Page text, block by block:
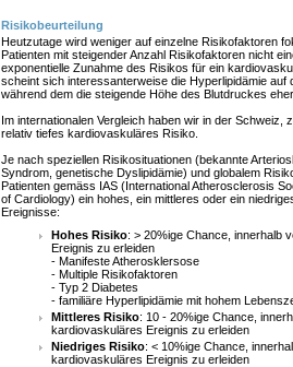
Risikobeurteilung
Heutzutage wird weniger auf einzelne Risikofaktoren
Patienten mit steigender Anzahl Risikofaktoren nicht
exponentielle Zunahme des Risikos für ein
scheint sich interessanterweise die Hyperlipidämie auf
während dem die steigende Höhe des Blutdruckes
Im internationalen Vergleich haben wir in der Schweiz,
relativ tiefes kardiovaskuläres Risiko.
Je nach speziellen Risikosituationen (bekannte
Syndrom, genetische Dyslipidämie) und globalem
Patienten gemäss IAS (International Atherosclerosis
of Cardiology) ein hohes, ein mittleres oder ein
Ereignisse:
Hohes Risiko: > 20%ige Chance, innerhalb
Ereignis zu erleiden
- Manifeste Atherosklersose
- Multiple Risikofaktoren
- Typ 2 Diabetes
- familiäre Hyperlipidämie mit hohem
Mittleres Risiko: 10 - 20%ige Chance,
kardiovaskuläres Ereignis zu erleiden
Niedriges Risiko: < 10%ige Chance,
kardiovaskuläres Ereignis zu erleiden